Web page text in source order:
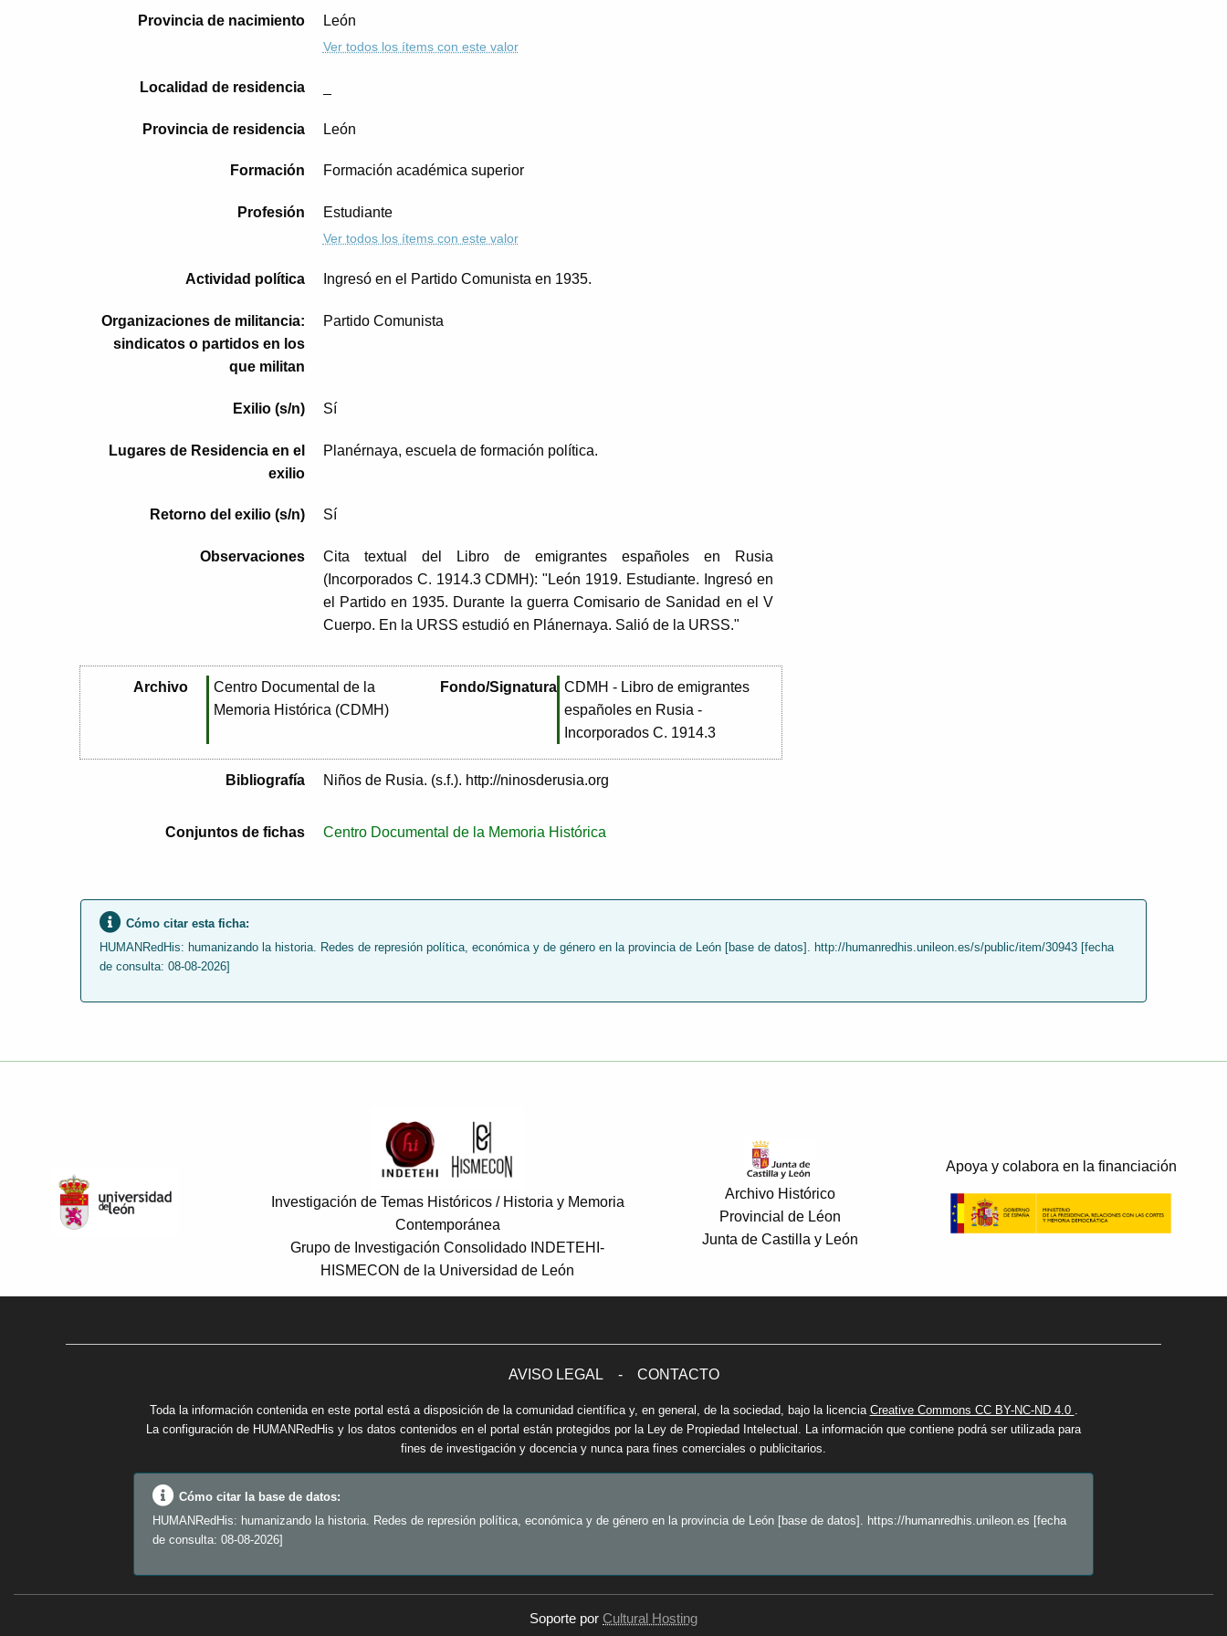
Provincia de nacimiento León
Ver todos los ítems con este valor
Localidad de residencia
Provincia de residencia León
Formación Formación académica superior
Profesión Estudiante
Ver todos los ítems con este valor
Actividad política Ingresó en el Partido Comunista en 1935.
Organizaciones de militancia:
sindicatos o partidos en los
que militan
Partido Comunista
Exilio (s/n) Sí
Lugares de Residencia en el
exilio
Planérnaya, escuela de formación política.
Retorno del exilio (s/n) Sí
Observaciones
Cita textual del Libro de emigrantes españoles en Rusia
(Incorporados C. 1914.3 CDMH): "León 1919. Estudiante. Ingresó en
el Partido en 1935. Durante la guerra Comisario de Sanidad en el V
Cuerpo. En la URSS estudió en Plánernaya. Salió de la URSS."
Archivo
Centro Documental de la
Memoria Histórica (CDMH)
Fondo/Signatura CDMH - Libro de emigrantes
españoles en Rusia -
Incorporados C. 1914.3
Bibliografía Niños de Rusia. (s.f.). http://ninosderusia.org
Conjuntos de fichas Centro Documental de la Memoria Histórica
Cómo citar esta ficha:
HUMANRedHis: humanizando la historia. Redes de represión política, económica y de género en la provincia de León [base de datos]. http://humanredhis.unileon.es/s/public/item/30943 [fecha
de consulta: 08-08-2026]
Investigación de Temas Históricos / Historia y Memoria
Contemporánea
Grupo de Investigación Consolidado INDETEHI-
HISMECON de la Universidad de León
Archivo Histórico
Provincial de Léon
Junta de Castilla y León
Apoya y colabora en la financiación
AVISO LEGAL - CONTACTO
Toda la información contenida en este portal está a disposición de la comunidad científica y, en general, de la sociedad, bajo la licencia Creative Commons CC BY-NC-ND 4.0 .
La configuración de HUMANRedHis y los datos contenidos en el portal están protegidos por la Ley de Propiedad Intelectual. La información que contiene podrá ser utilizada para
fines de investigación y docencia y nunca para fines comerciales o publicitarios.
Cómo citar la base de datos:
HUMANRedHis: humanizando la historia. Redes de represión política, económica y de género en la provincia de León [base de datos]. https://humanredhis.unileon.es [fecha
de consulta: 08-08-2026]
Soporte por Cultural Hosting